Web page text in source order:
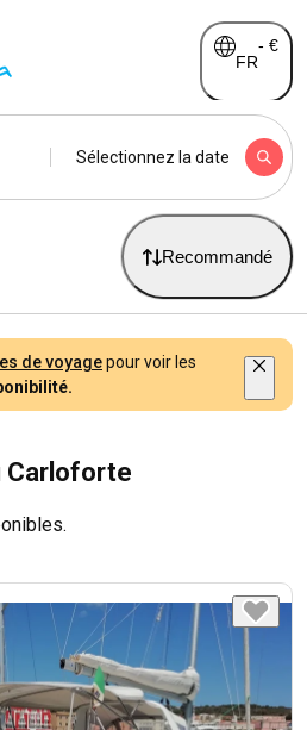
FR
- €
Sélectionnez la date
Recommandé
de voyagepour voir les
Carloforte